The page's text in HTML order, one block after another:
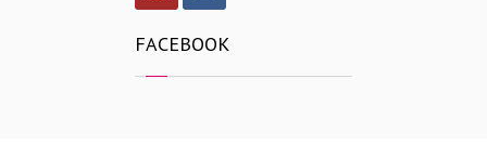
FACEBOOK